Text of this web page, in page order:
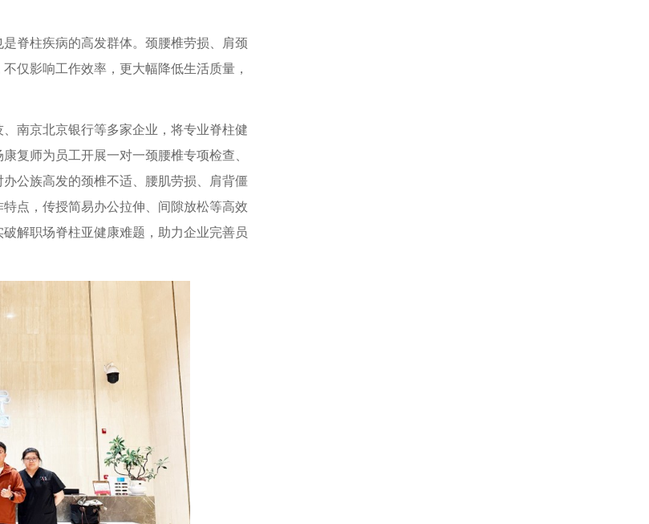
脊柱疾病的高发群体。颈腰椎劳损、肩颈
仅影响工作效率，更大幅降低生活质量，
南京北京银行等多家企业，将专业脊柱健
复师为员工开展一对一颈腰椎专项检查、
公族高发的颈椎不适、腰肌劳损、肩背僵
点，传授简易办公拉伸、间隙放松等高效
解职场脊柱亚健康难题，助力企业完善员